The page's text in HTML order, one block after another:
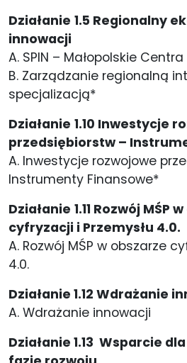
Działanie 1.5 Regionalny
innowacji
A. SPIN – Małopolskie
B. Zarządzanie regionalną
specjalizacją*
Działanie 1.10 Inwestycje
przedsiębiorstw –
A. Inwestycje rozwojowe
Instrumenty Finansowe*
Działanie​ 1.11 Rozwój MŚP
cyfryzacji i Przemysłu 4.0.
A. Rozwój MŚP w obszarze
4.0.
Działanie 1.12 Wdrażanie
A. Wdrażanie innowacji
Działanie 1.13 Wsparcie